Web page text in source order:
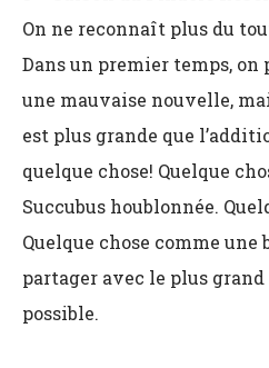
On ne reconnaît plus du
Dans un premier temps, on
une mauvaise nouvelle,
est plus grande que
quelque chose! Quelque
Succubus houblonnée.
Quelque chose comme une
partager avec le plus
possible.